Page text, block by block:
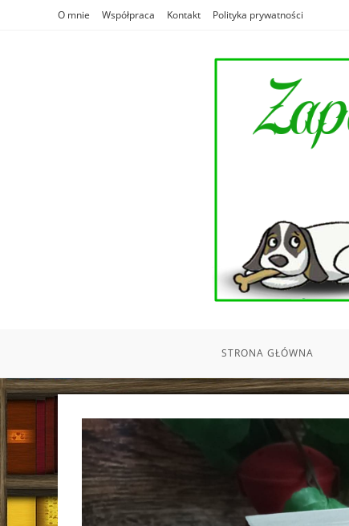
O mnie Współpraca Kontakt Polityka prywatności
STRONA GŁÓWNA